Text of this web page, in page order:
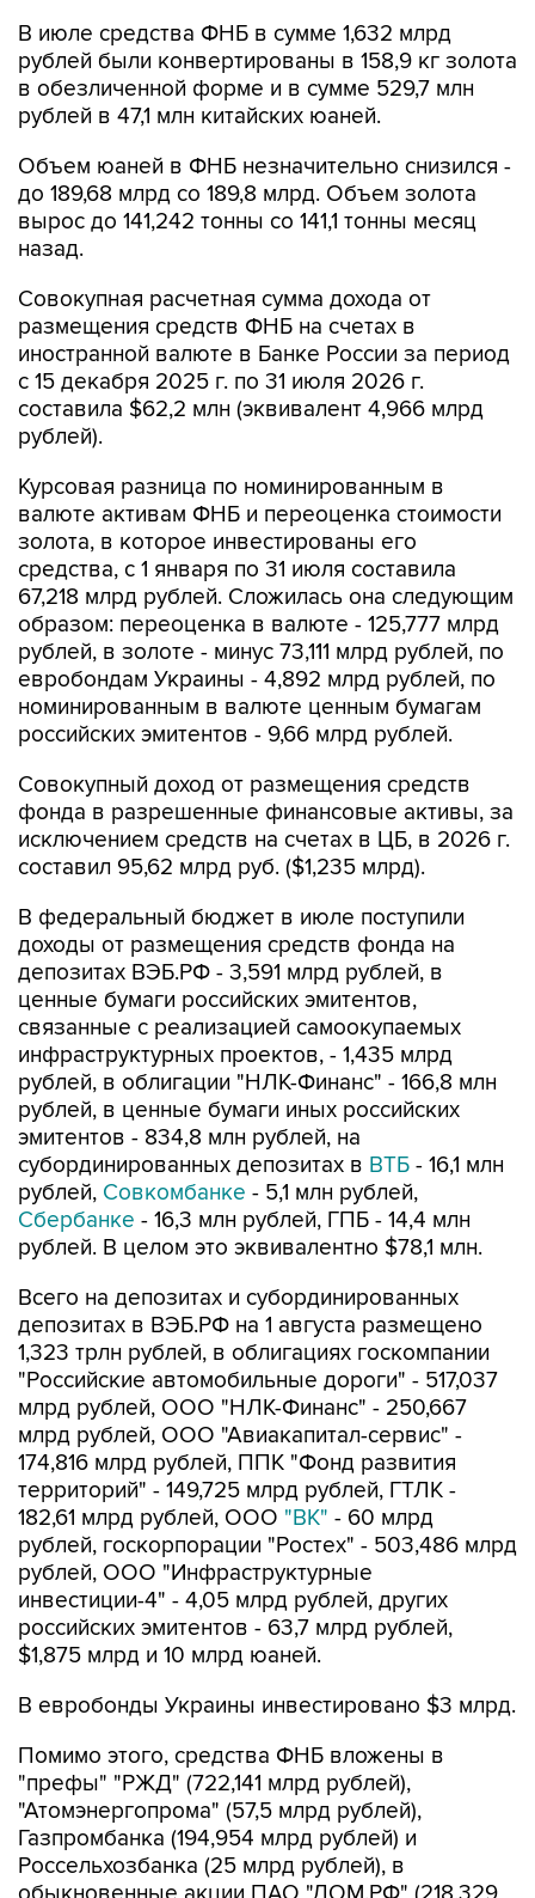
В июле средства ФНБ в сумме 1,632 млрд
рублей были конвертированы в 158,9 кг золота
в обезличенной форме и в сумме 529,7 млн
рублей в 47,1 млн китайских юаней.
Объем юаней в ФНБ незначительно снизился -
до 189,68 млрд со 189,8 млрд. Объем золота
вырос до 141,242 тонны со 141,1 тонны месяц
назад.
Совокупная расчетная сумма дохода от
размещения средств ФНБ на счетах в
иностранной валюте в Банке России за период
с 15 декабря 2025 г. по 31 июля 2026 г.
составила $62,2 млн (эквивалент 4,966 млрд
рублей).
Курсовая разница по номинированным в
валюте активам ФНБ и переоценка стоимости
золота, в которое инвестированы его
средства, с 1 января по 31 июля составила
67,218 млрд рублей. Сложилась она следующим
образом: переоценка в валюте - 125,777 млрд
рублей, в золоте - минус 73,111 млрд рублей, по
евробондам Украины - 4,892 млрд рублей, по
номинированным в валюте ценным бумагам
российских эмитентов - 9,66 млрд рублей.
Совокупный доход от размещения средств
фонда в разрешенные финансовые активы, за
исключением средств на счетах в ЦБ, в 2026 г.
составил 95,62 млрд руб. ($1,235 млрд).
В федеральный бюджет в июле поступили
доходы от размещения средств фонда на
депозитах ВЭБ.РФ - 3,591 млрд рублей, в
ценные бумаги российских эмитентов,
связанные с реализацией самоокупаемых
инфраструктурных проектов, - 1,435 млрд
рублей, в облигации "НЛК-Финанс" - 166,8 млн
рублей, в ценные бумаги иных российских
эмитентов - 834,8 млн рублей, на
субординированных депозитах в ВТБ - 16,1 млн
рублей, Совкомбанке - 5,1 млн рублей,
Сбербанке - 16,3 млн рублей, ГПБ - 14,4 млн
рублей. В целом это эквивалентно $78,1 млн.
Всего на депозитах и субординированных
депозитах в ВЭБ.РФ на 1 августа размещено
1,323 трлн рублей, в облигациях госкомпании
"Российские автомобильные дороги" - 517,037
млрд рублей, ООО "НЛК-Финанс" - 250,667
млрд рублей, ООО "Авиакапитал-сервис" -
174,816 млрд рублей, ППК "Фонд развития
территорий" - 149,725 млрд рублей, ГТЛК -
182,61 млрд рублей, ООО "ВК" - 60 млрд
рублей, госкорпорации "Ростех" - 503,486 млрд
рублей, ООО "Инфраструктурные
инвестиции-4" - 4,05 млрд рублей, других
российских эмитентов - 63,7 млрд рублей,
$1,875 млрд и 10 млрд юаней.
В евробонды Украины инвестировано $3 млрд.
Помимо этого, средства ФНБ вложены в
"префы" "РЖД" (722,141 млрд рублей),
"Атомэнергопрома" (57,5 млрд рублей),
Газпромбанка (194,954 млрд рублей) и
Россельхозбанка (25 млрд рублей), в